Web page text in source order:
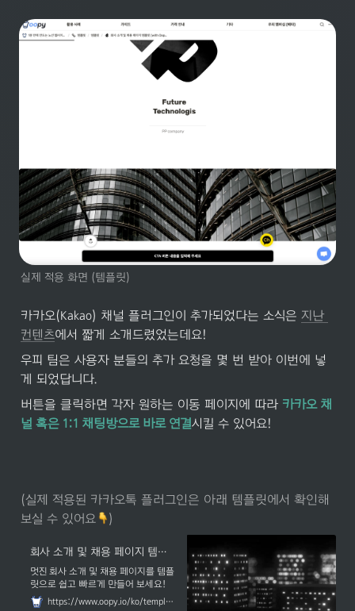
실제 적용 화면 (템플릿)
카카오(Kakao) 채널 플러그인이 추가되었다는 소식은 지난
컨텐츠에서 짧게 소개드렸었는데요!
우피 팀은 사용자 분들의 추가 요청을 몇 번 받아 이번에 넣
게 되었답니다.
버튼을 클릭하면 각자 원하는 이동 페이지에 따라 카카오 채
널 혹은 1:1 채팅방으로 바로 연결시킬 수 있어요!
(실제 적용된 카카오톡 플러그인은 아래 템플릿에서 확인해
보실 수 있어요
)
회사 소개 및 채용 페이지 템플릿 with Oopy
멋진 회사 소개 및 채용 페이지를 템플
릿으로 쉽고 빠르게 만들어 보세요!
https://www.oopy.io/ko/templates/company